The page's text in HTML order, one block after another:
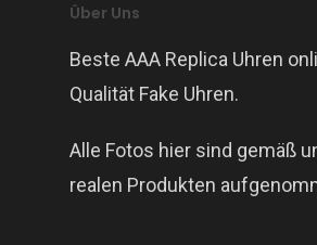
Über Uns
Beste AAA Replica Uhren
Qualität Fake Uhren.
Alle Fotos hier sind gemäß
realen Produkten